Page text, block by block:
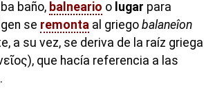
baño, balneario o lugar para
se remonta al griego balaneîon
a su vez, se deriva de la raíz griega
que hacía referencia a las